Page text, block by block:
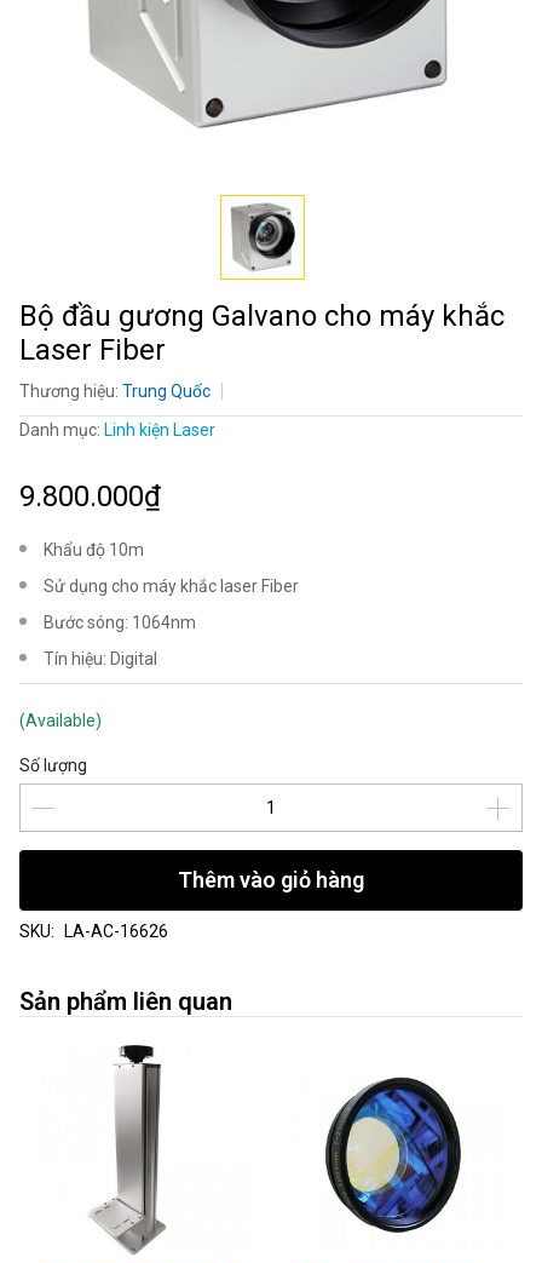
Bộ đầu gương Galvano cho máy khắc
Laser Fiber
Thương hiệu: Trung Quốc
Danh mục: Linh kiện Laser
9.800.000₫
Khẩu độ 10m
Sử dụng cho máy khắc laser Fiber
Bước sóng: 1064nm
Tín hiệu: Digital
(Available)
Số lượng
Thêm vào giỏ hàng
SKU: LA-AC-16626
Sản phẩm liên quan